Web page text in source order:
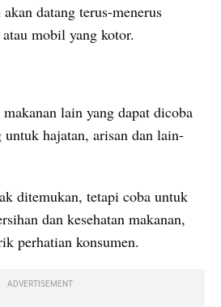
datang terus-menerus
mobil yang kotor.
lain yang dapat dicoba
untuk hajatan, arisan dan lain-
ditemukan, tetapi coba untuk
dan kesehatan makanan,
perhatian konsumen.
ADVERTISEMENT